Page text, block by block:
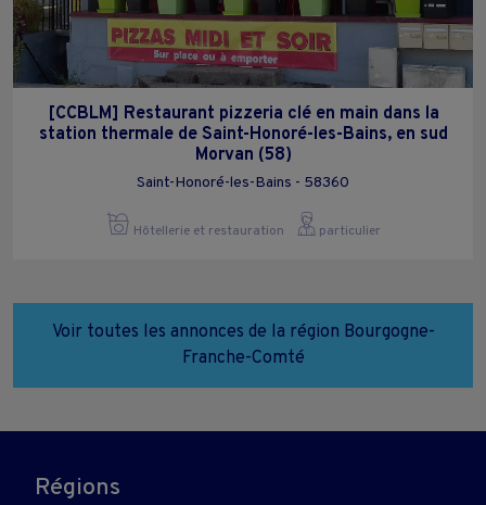
[CCBLM] Restaurant pizzeria clé en main dans la
station thermale de Saint-Honoré-les-Bains, en sud
Morvan (58)
Saint-Honoré-les-Bains - 58360
Hôtellerie et restauration particulier
Voir toutes les annonces de la région Bourgogne-
Franche-Comté
Régions